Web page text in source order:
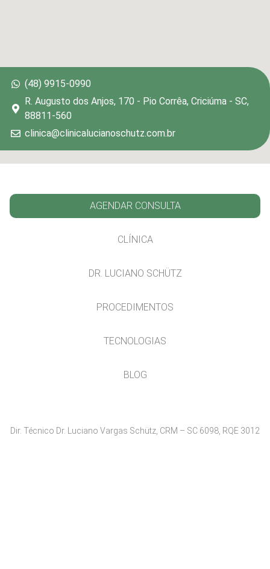
(48) 9915-0990
R. Augusto dos Anjos, 170 - Pio Corrêa, Criciúma - SC,
88811-560
clinica@clinicalucianoschutz.com.br
AGENDAR CONSULTA
CLÍNICA
DR. LUCIANO SCHÜTZ
PROCEDIMENTOS
TECNOLOGIAS
BLOG
Dir. Técnico Dr. Luciano Vargas Schütz, CRM – SC 6098, RQE 3012